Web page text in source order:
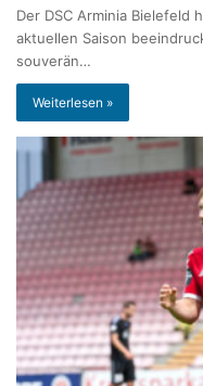
Der DSC Arminia Bielefeld
aktuellen Saison
souverän…
Weiterlesen »